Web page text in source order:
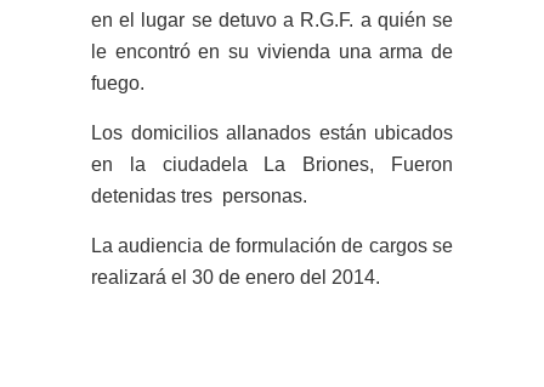
en el lugar se detuvo a R.G.F. a quién se
le encontró en su vivienda una arma de
fuego.
Los domicilios allanados están ubicados
en la ciudadela La Briones, Fueron
detenidas tres personas.
La audiencia de formulación de cargos se
realizará el 30 de enero del 2014.